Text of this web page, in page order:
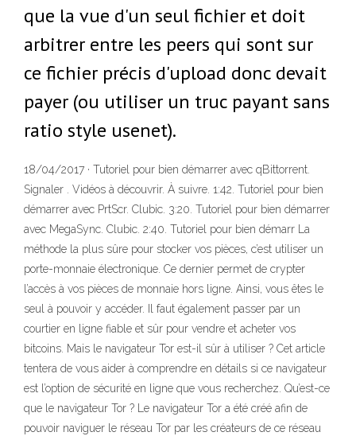
que la vue d'un seul fichier et doit
arbitrer entre les peers qui sont sur
ce fichier précis d'upload donc devait
payer (ou utiliser un truc payant sans
ratio style usenet).
18/04/2017 · Tutoriel pour bien démarrer avec qBittorrent.
Signaler . Vidéos à découvrir. À suivre. 1:42. Tutoriel pour bien
démarrer avec PrtScr. Clubic. 3:20. Tutoriel pour bien démarrer
avec MegaSync. Clubic. 2:40. Tutoriel pour bien démarr La
méthode la plus sûre pour stocker vos pièces, c’est utiliser un
porte-monnaie électronique. Ce dernier permet de crypter
l’accès à vos pièces de monnaie hors ligne. Ainsi, vous êtes le
seul à pouvoir y accéder. Il faut également passer par un
courtier en ligne fiable et sûr pour vendre et acheter vos
bitcoins. Mais le navigateur Tor est-il sûr à utiliser ? Cet article
tentera de vous aider à comprendre en détails si ce navigateur
est l’option de sécurité en ligne que vous recherchez. Qu’est-ce
que le navigateur Tor ? Le navigateur Tor a été créé afin de
pouvoir naviguer le réseau Tor par les créateurs de ce réseau